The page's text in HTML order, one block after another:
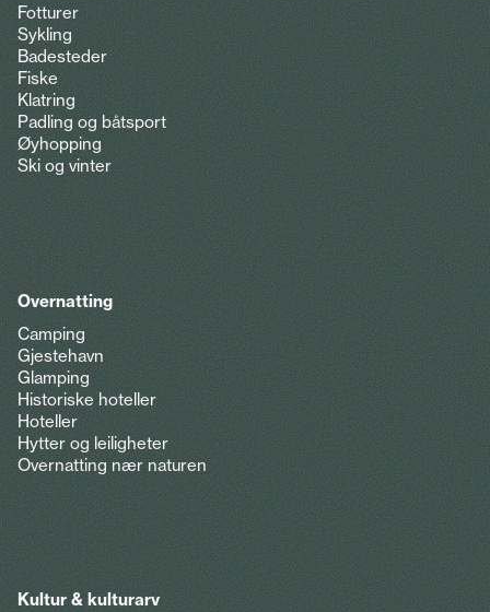
Fotturer
Sykling
Badesteder
Fiske
Klatring
Padling og båtsport
Øyhopping
Ski og vinter
Overnatting
Camping
Gjestehavn
Glamping
Historiske hoteller
Hoteller
Hytter og leiligheter
Overnatting nær naturen
Kultur & kulturarv